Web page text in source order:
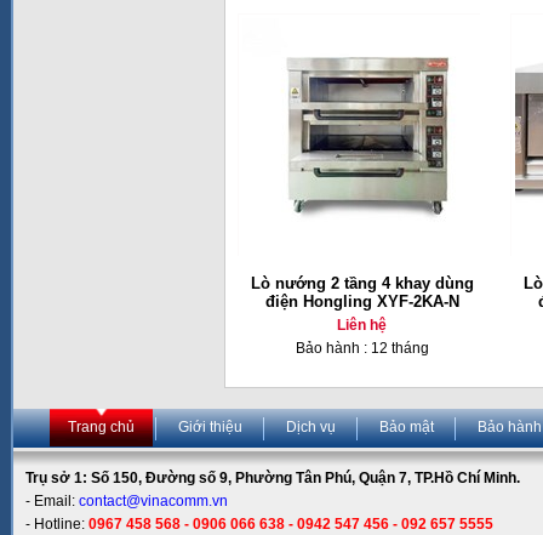
Lò nướng 2 tầng 4 khay dùng
điện Hongling XYF-2KA-N
Liên hệ
Bảo hành : 12 tháng
Trang chủ Giới thiệu Dịch vụ Bảo mật Bảo hành
Trụ sở 1: Số 150, Đường số 9, Phường Tân Phú, Quận 7, TP.Hồ Chí Minh.
- Email: contact@vinacomm.vn
- Hotline: 0967 458 568 - 0906 066 638 - 0942 547 456 - 092 657 5555